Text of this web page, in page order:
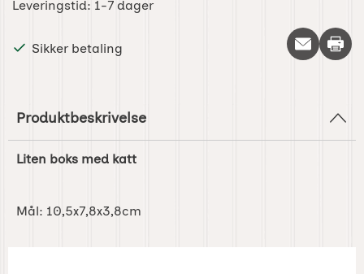
Leveringstid: 1-7 dager
Sikker betaling Skriv
Produktbeskrivelse
Liten boks med katt
Mål: 10,5x7,8x3,8cm